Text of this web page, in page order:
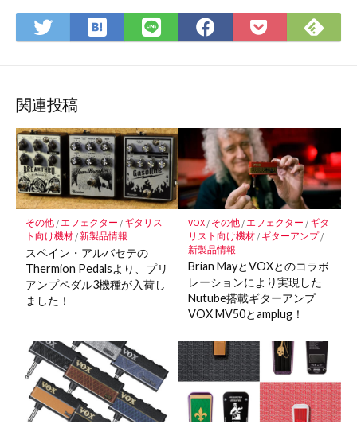
Twitter
で
ア
は
て
マ
ー
ク
に
保
存
LINE
で
Facebook
で
Pocket
に
で
関連投稿
その他/エフェクター / ギタリス
ト向け機材/新製品情報
スペイン・アルバセテの
Thermion Pedalsより、プリ
アンプペダル3機種が入荷し
ました！
VOX/ その他/エフェクター / ギタ
リスト向け機材/ ギターアンプ/
新製品情報
Brian MayとVOXとのコラボ
レーションにより実現した
Nutube搭載ギターアンプ
VOX MV50とamplug！